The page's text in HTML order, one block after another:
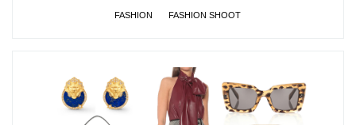
FASHION FASHION SHOOT